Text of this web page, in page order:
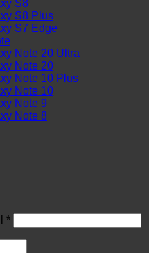
S8
S8 Plus
S7 Edge
Note 20 Ultra
Note 20
Note 10 Plus
Note 10
Note 9
Note 8
*